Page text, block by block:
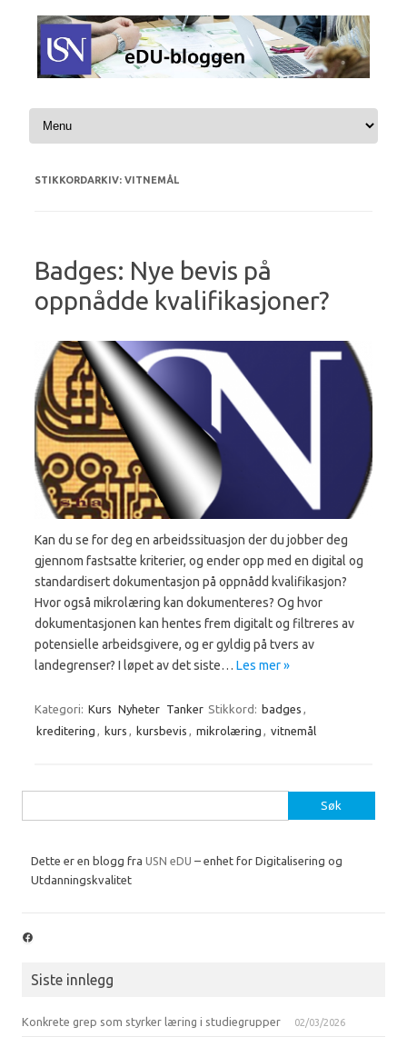
Hopp til innhold
STIKKORDARKIV: VITNEMÅL
Badges: Nye bevis på
oppnådde kvalifikasjoner?
Kan du se for deg en arbeidssituasjon der du jobber deg
gjennom fastsatte kriterier, og ender opp med en digital og
standardisert dokumentasjon på oppnådd kvalifikasjon?
Hvor også mikrolæring kan dokumenteres? Og hvor
dokumentasjonen kan hentes frem digitalt og filtreres av
potensielle arbeidsgivere, og er gyldig på tvers av
landegrenser? I løpet av det siste… Les mer »
Kategori: Kurs Nyheter Tanker Stikkord: badges ,
kreditering , kurs , kursbevis , mikrolæring , vitnemål
etter:
Dette er en blogg fra USN eDU – enhet for Digitalisering og
Utdanningskvalitet
Facebook
Siste innlegg
Konkrete grep som styrker læring i studiegrupper 02/03/2026